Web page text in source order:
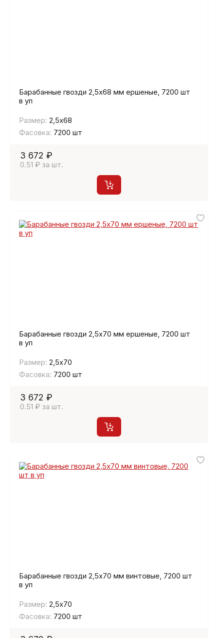
Барабанные гвозди 2,5х68 мм ершеные, 7200 шт
в уп
Размер: 2,5х68
Фасовка: 7200 шт
3 672 ₽
0.51 ₽ за шт.
Барабанные гвозди 2,5х70 мм ершеные, 7200 шт
в уп
Размер: 2,5х70
Фасовка: 7200 шт
3 672 ₽
0.51 ₽ за шт.
Барабанные гвозди 2,5х70 мм винтовые, 7200 шт
в уп
Размер: 2,5х70
Фасовка: 7200 шт